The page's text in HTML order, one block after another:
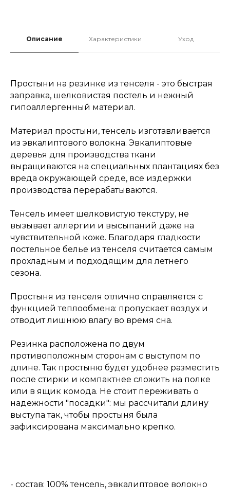
Описание Характеристики Уход
Простыни на резинке из тенселя - это быстрая
заправка, шелковистая постель и нежный
гипоаллергенный материал.
Материал простыни, тенсель изготавливается
из эвкалиптового волокна. Эвкалиптовые
деревья для производства ткани
выращиваются на специальных плантациях без
вреда окружающей среде, все издержки
производства перерабатываются.
Тенсель имеет шелковистую текстуру, не
вызывает аллергии и высыпаний даже на
чувствительной коже. Благодаря гладкости
постельное белье из тенселя считается самым
прохладным и подходящим для летнего
сезона.
Простыня из тенселя отлично справляется с
функцией теплообмена: пропускает воздух и
отводит лишнюю влагу во время сна.
Резинка расположена по двум
противоположным сторонам с выступом по
длине. Так простыню будет удобнее разместить
после стирки и компактнее сложить на полке
или в ящик комода. Не стоит переживать о
надежности "посадки": мы рассчитали длину
выступа так, чтобы простыня была
зафиксирована максимально крепко.
- состав: 100% тенсель, эвкалиптовое волокно